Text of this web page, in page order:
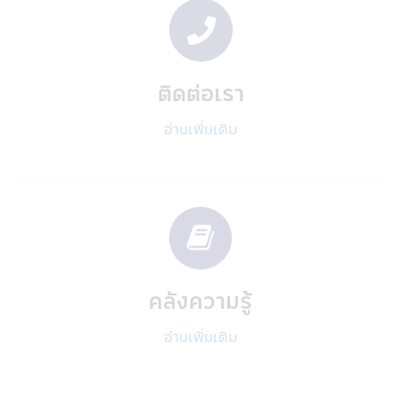
• ผู้บริการภายนอกบริษัทฯ เช่น ผู้ให้บริการ
การจัดส่งเอกสาร, ผู้ให้บริการด้านระบบ IT ผู้
ดำเนินการกรอกข้อมูล, โรงพิมพ์, ผู้ตรวจสอบ
รวมถึงผู้เชี่ยวชาญในด้านต่างๆ, การจัดส่ง
โฆษณาสำหรับผลิตภัณฑ์และบริการ และบริษัท
ภายนอกอื่นๆ ที่สนับสนุนการให้บริการของบริ
• เมื่อต้องเปิดเผยตามที่กฎหมายกำหนด เช่น
กรมสรรพากร, ผู้ควบคุมกฎระเบียบ เช่น
ตลาดหลักทรัพย์ (กลต.)
• สถาบันการเงินอื่นๆ ที่บริษัทฯได้ร่วมเป็น
พันธมิตรเพื่อสร้างและเสนอผลิตภัณฑ์หรือ
ติดต่อเรา
อ่านเพิ่มเติม
คลังความรู้
อ่านเพิ่มเติม